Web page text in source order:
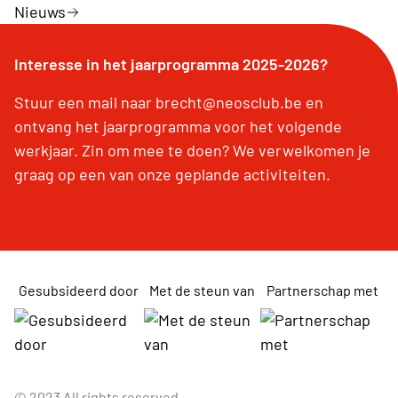
Nieuws
Interesse in het jaarprogramma 2025-2026?
Stuur een mail naar brecht@neosclub.be en
ontvang het jaarprogramma voor het volgende
werkjaar. Zin om mee te doen? We verwelkomen je
graag op een van onze geplande activiteiten.
Gesubsideerd door Met de steun van Partnerschap met